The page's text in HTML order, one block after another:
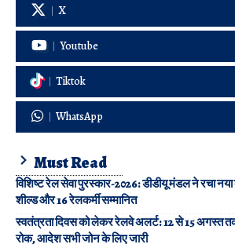
X
Youtube
Tiktok
WhatsApp
Must Read
विशिष्ट रेल सेवा पुरस्कार-2026: डीडीयू मंडल ने रचा नया
शील्ड और 16 रेलकर्मी सम्मानित
स्वतंत्रता दिवस को लेकर रेलवे अलर्ट: 12 से 15 अगस्त
रोक, आदेश सभी जोन के लिए जारी